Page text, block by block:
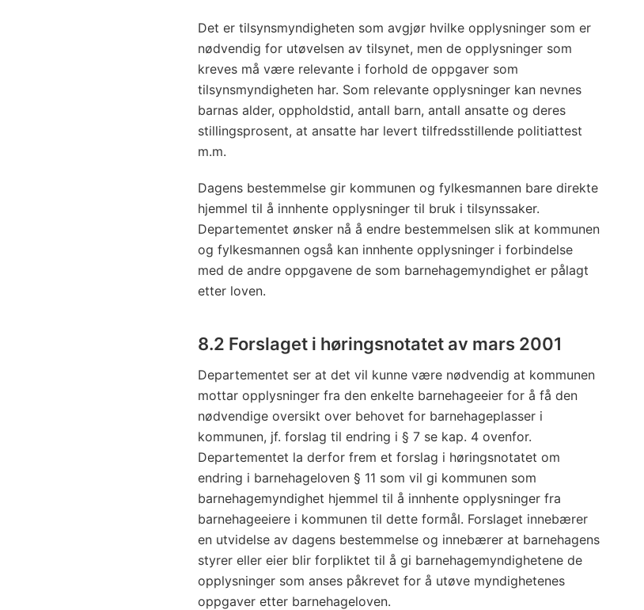
Det er tilsynsmyndigheten som avgjør hvilke opplysninger som er
nødvendig for utøvelsen av tilsynet, men de opplysninger som
kreves må være relevante i forhold de oppgaver som
tilsynsmyndigheten har. Som relevante opplysninger kan nevnes
barnas alder, oppholdstid, antall barn, antall ansatte og deres
stillingsprosent, at ansatte har levert tilfredsstillende politiattest
m.m.
Dagens bestemmelse gir kommunen og fylkesmannen bare direkte
hjemmel til å innhente opplysninger til bruk i tilsynssaker.
Departementet ønsker nå å endre bestemmelsen slik at kommunen
og fylkesmannen også kan innhente opplysninger i forbindelse
med de andre oppgavene de som barnehagemyndighet er pålagt
etter loven.
8.2 Forslaget i høringsnotatet av mars 2001
Departementet ser at det vil kunne være nødvendig at kommunen
mottar opplysninger fra den enkelte barnehageeier for å få den
nødvendige oversikt over behovet for barnehageplasser i
kommunen, jf. forslag til endring i § 7 se kap. 4 ovenfor.
Departementet la derfor frem et forslag i høringsnotatet om
endring i barnehageloven § 11 som vil gi kommunen som
barnehagemyndighet hjemmel til å innhente opplysninger fra
barnehageeiere i kommunen til dette formål. Forslaget innebærer
en utvidelse av dagens bestemmelse og innebærer at barnehagens
styrer eller eier blir forpliktet til å gi barnehagemyndighetene de
opplysninger som anses påkrevet for å utøve myndighetenes
oppgaver etter barnehageloven.